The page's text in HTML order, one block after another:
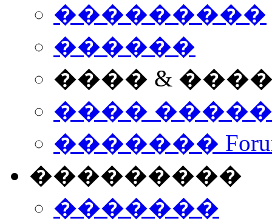
���������
������
���� &
����
�������
���������
�������